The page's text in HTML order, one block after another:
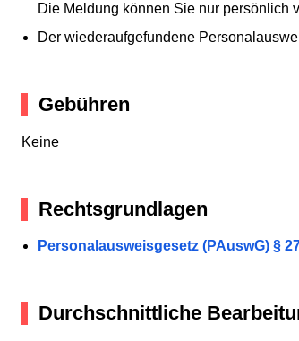
Die Meldung können Sie nur persönlich
Der wiederaufgefundene
Gebühren
Keine
Rechtsgrundlagen
Personalausweisgesetz (PAuswG) §
Durchschnittliche